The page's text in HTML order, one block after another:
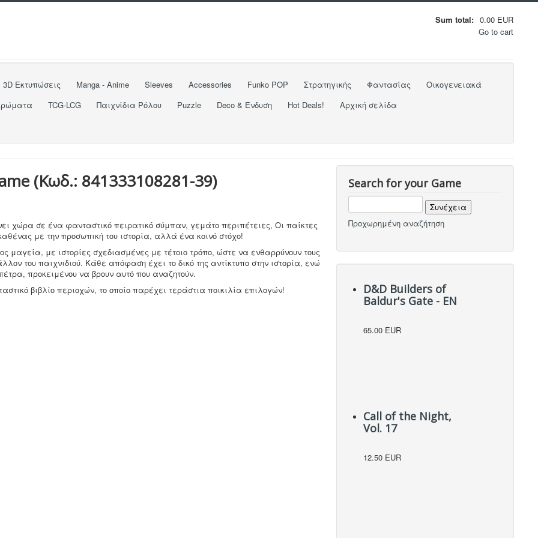
Sum total: 0.00 EUR
Go to cart
3D Εκτυπώσεις Manga - Anime Sleeves Accessories Funko POP Στρατηγικής Φαντασίας
Οικογενειακά
TCG-LCG Παιχνίδια Ρόλου Puzzle Deco & Ένδυση Hot Deals! Αρχική σελίδα
(Κωδ.: 841333108281-39)
χώρα σε ένα φανταστικό πειρατικό σύμπαν, γεμάτο περιπέτειες, Οι παίκτες
με την προσωπική του ιστορία, αλλά ένα κοινό στόχο!
μαγεία, με ιστορίες σχεδιασμένες με τέτοιο τρόπο, ώστε να ενθαρρύνουν τους
του παιχνιδιού. Κάθε απόφαση έχει το δικό της αντίκτυπο στην ιστορία, ενώ
προκειμένου να βρουν αυτό που αναζητούν.
βιβλίο περιοχών, το οποίο παρέχει τεράστια ποικιλία επιλογών!
Search for your Game
Προχωρημένη αναζήτηση
D&D Builders of
Baldur's Gate - EN
65.00 EUR
Call of the Night,
Vol. 17
12.50 EUR